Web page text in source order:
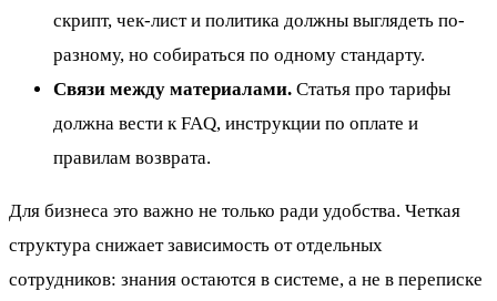
скрипт, чек-лист и политика должны выглядеть по-
разному, но собираться по одному стандарту.
Связи между материалами. Статья про тарифы
должна вести к FAQ, инструкции по оплате и
правилам возврата.
Для бизнеса это важно не только ради удобства. Четкая
структура снижает зависимость от отдельных
сотрудников: знания остаются в системе, а не в переписке